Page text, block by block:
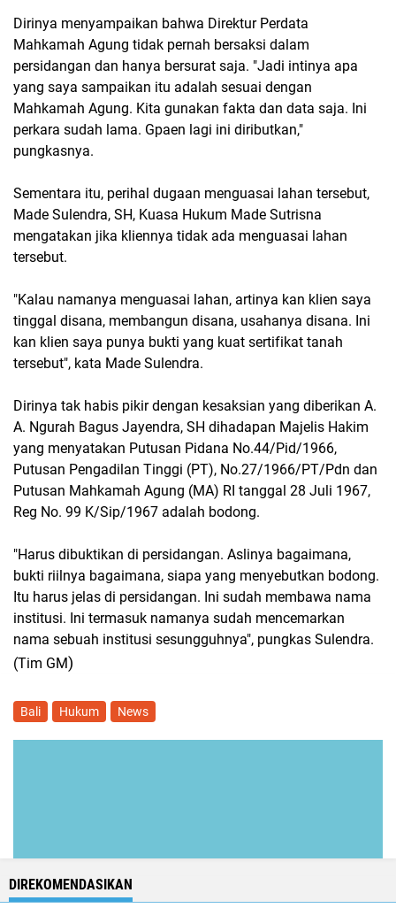
Dirinya menyampaikan bahwa Direktur Perdata
Mahkamah Agung tidak pernah bersaksi dalam
persidangan dan hanya bersurat saja. "Jadi intinya apa
yang saya sampaikan itu adalah sesuai dengan
Mahkamah Agung. Kita gunakan fakta dan data saja. Ini
perkara sudah lama. Gpaen lagi ini diributkan,"
pungkasnya.
Sementara itu, perihal dugaan menguasai lahan tersebut,
Made Sulendra, SH, Kuasa Hukum Made Sutrisna
mengatakan jika kliennya tidak ada menguasai lahan
tersebut.
"Kalau namanya menguasai lahan, artinya kan klien saya
tinggal disana, membangun disana, usahanya disana. Ini
kan klien saya punya bukti yang kuat sertifikat tanah
tersebut", kata Made Sulendra.
Dirinya tak habis pikir dengan kesaksian yang diberikan A.
A. Ngurah Bagus Jayendra, SH dihadapan Majelis Hakim
yang menyatakan Putusan Pidana No.44/Pid/1966,
Putusan Pengadilan Tinggi (PT), No.27/1966/PT/Pdn dan
Putusan Mahkamah Agung (MA) RI tanggal 28 Juli 1967,
Reg No. 99 K/Sip/1967 adalah bodong.
"Harus dibuktikan di persidangan. Aslinya bagaimana,
bukti riilnya bagaimana, siapa yang menyebutkan bodong.
Itu harus jelas di persidangan. Ini sudah membawa nama
institusi. Ini termasuk namanya sudah mencemarkan
nama sebuah institusi sesungguhnya", pungkas Sulendra.
(Tim GM)
Bali Hukum News
DIREKOMENDASIKAN